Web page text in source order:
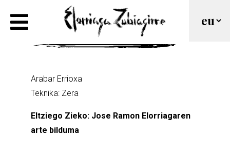
Arabar Errioxa
Arabar Errioxa
Teknika: Zera
Eltziego Zieko: Jose Ramon Elorriagaren
arte bilduma